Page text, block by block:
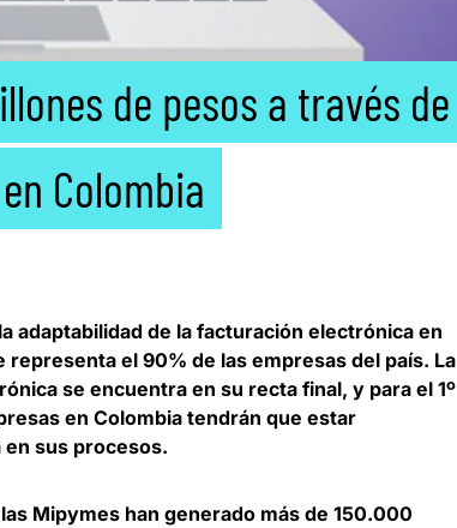
de pesos a través de
Colombia
adaptabilidad de la facturación electrónica en
representa el 90% de las empresas del país. La
se encuentra en su recta final, y para el 1º
en Colombia tendrán que estar
sus procesos.
Mipymes han generado más de 150.000